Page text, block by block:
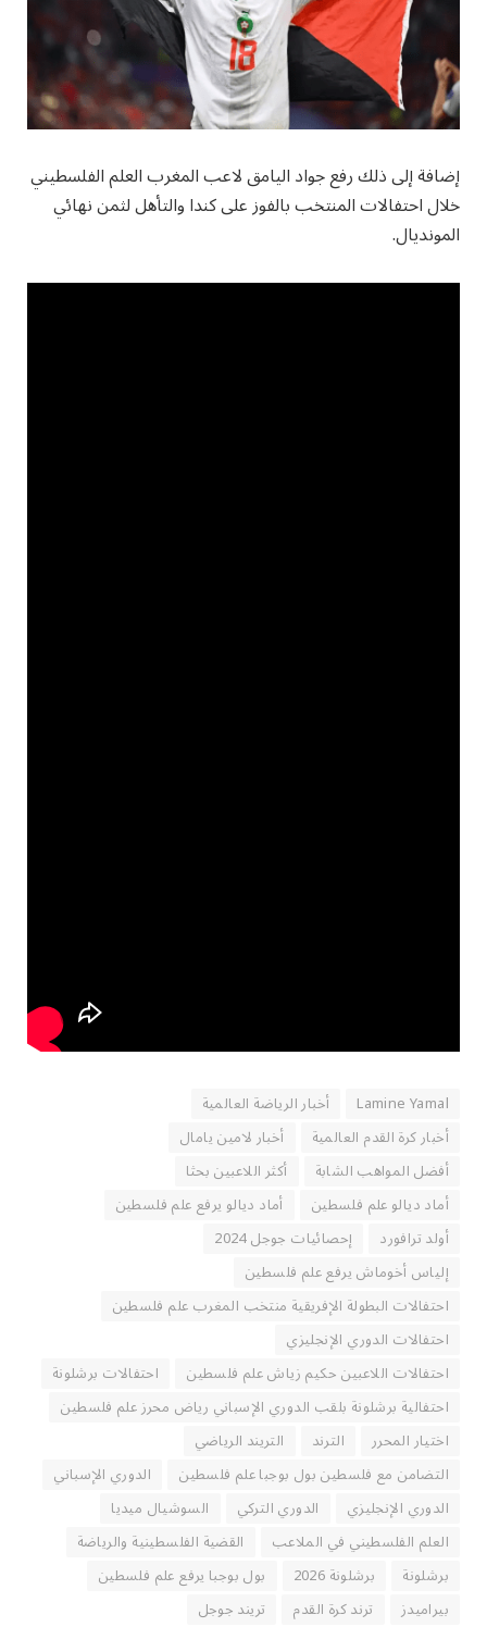
إضافة إلى ذلك رفع جواد اليامق لاعب المغرب العلم الفلسطيني
خلال احتفالات المنتخب بالفوز على كندا والتأهل لثمن نهائي
المونديال.
Lamine Yamal
أخبار الرياضة العالمية
أخبار كرة القدم العالمية
أخبار لامين يامال
أفضل المواهب الشابة
أكثر اللاعبين بحثا
أماد ديالو علم فلسطين
أماد ديالو يرفع علم فلسطين
أولد ترافورد
إحصائيات جوجل 2024
إلياس أخوماش يرفع علم فلسطين
احتفالات البطولة الإفريقية منتخب المغرب علم فلسطين
احتفالات الدوري الإنجليزي
احتفالات اللاعبين حكيم زياش علم فلسطين
احتفالات برشلونة
احتفالية برشلونة بلقب الدوري الإسباني رياض محرز علم فلسطين
اختيار المحرر
الترند
التريند الرياضي
التضامن مع فلسطين بول بوجبا علم فلسطين
الدوري الإسباني
الدوري الإنجليزي
الدوري التركي
السوشيال ميديا
العلم الفلسطيني في الملاعب
القضية الفلسطينية والرياضة
برشلونة
برشلونة 2026
بول بوجبا يرفع علم فلسطين
بيراميدز
ترند كرة القدم
تريند جوجل